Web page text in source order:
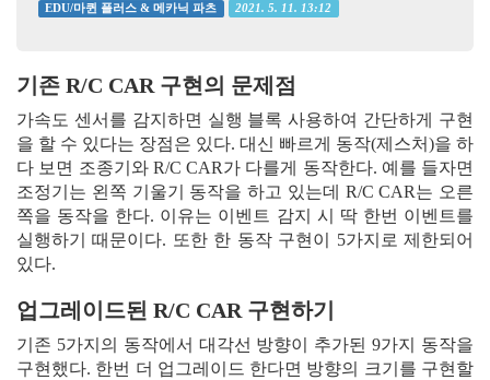
EDU/마퀸 플러스 & 메카닉 파츠 2021. 5. 11. 13:12
기존 R/C CAR 구현의 문제점
가속도 센서를 감지하면 실행 블록 사용하여 간단하게 구현
을 할 수 있다는 장점은 있다. 대신 빠르게 동작(제스처)을 하
다 보면 조종기와 R/C CAR가 다를게 동작한다. 예를 들자면
조정기는 왼쪽 기울기 동작을 하고 있는데 R/C CAR는 오른
쪽을 동작을 한다. 이유는 이벤트 감지 시 딱 한번 이벤트를
실행하기 때문이다. 또한 한 동작 구현이 5가지로 제한되어
있다.
업그레이드된 R/C CAR 구현하기
기존 5가지의 동작에서 대각선 방향이 추가된 9가지 동작을
구현했다. 한번 더 업그레이드 한다면 방향의 크기를 구현할